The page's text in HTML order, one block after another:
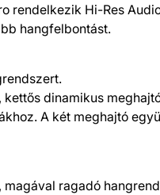
rendelkezik Hi-Res
hangfelbontást.
kettős dinamikus
A két meghajtó
magával ragadó